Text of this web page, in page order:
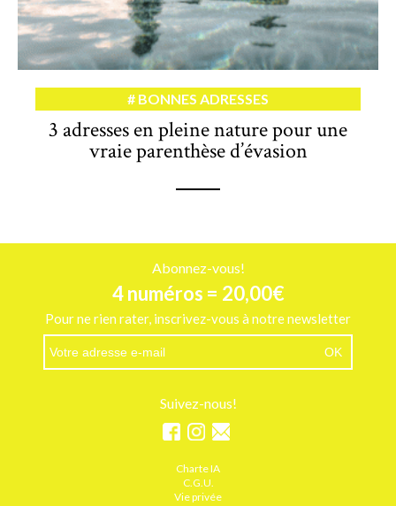
BONNES ADRESSES
3 adresses en pleine nature pour une
vraie parenthèse d’évasion
Abonnez-vous!
4 numéros = 20,00€
Pour ne rien rater, inscrivez-vous à notre newsletter
Suivez-nous!
Charte IA
C.G.U.
Vie privée